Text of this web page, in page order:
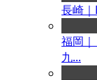
長崎｜
福岡
九...